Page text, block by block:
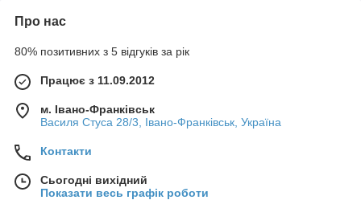
Про нас
80% позитивних з 5 відгуків за рік
Працює з 11.09.2012
м. Івано-Франківськ
Василя Стуса 28/3, Івано-Франківськ, Україна
Контакти
Сьогодні вихідний
Показати весь графік роботи